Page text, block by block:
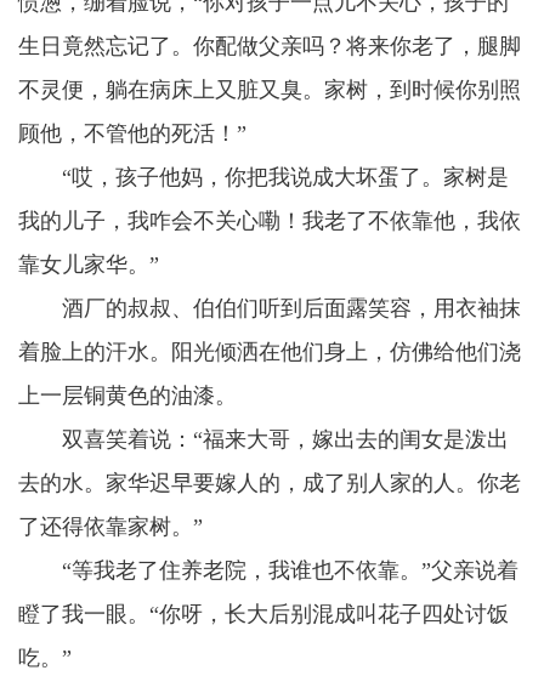
生日竟然忘记了。你配做父亲吗？将来你老了，腿脚
不灵便，躺在病床上又脏又臭。家树，到时候你别照
顾他，不管他的死活！”
“哎，孩子他妈，你把我说成大坏蛋了。家树是
我的儿子，我咋会不关心嘞！我老了不依靠他，我依
靠女儿家华。”
酒厂的叔叔、伯伯们听到后面露笑容，用衣袖抹
着脸上的汗水。阳光倾洒在他们身上，仿佛给他们浇
上一层铜黄色的油漆。
双喜笑着说：“福来大哥，嫁出去的闺女是泼出
去的水。家华迟早要嫁人的，成了别人家的人。你老
了还得依靠家树。”
“等我老了住养老院，我谁也不依靠。”父亲说着
瞪了我一眼。“你呀，长大后别混成叫花子四处讨饭
吃。”